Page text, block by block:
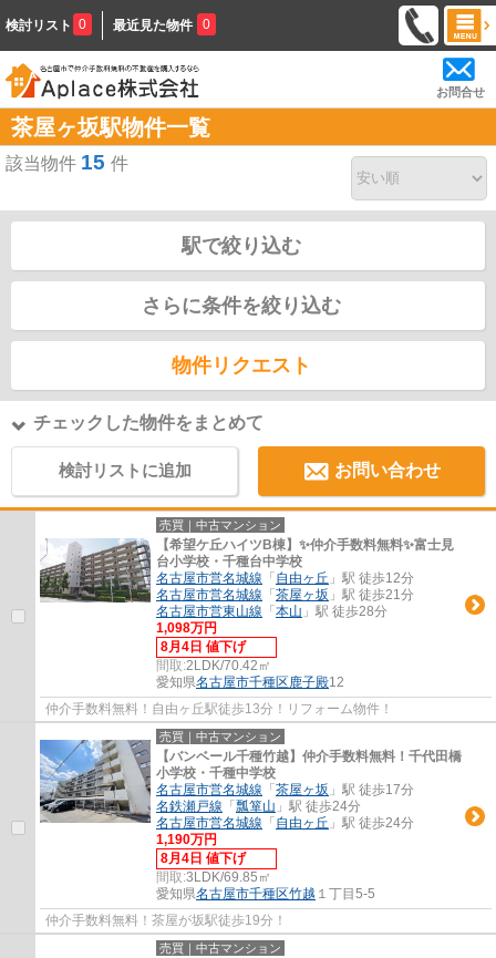
検討リスト 0 最近見た物件 0
お問合せ
茶屋ヶ坂駅物件一覧
該当物件 15 件
駅で絞り込む
さらに条件を絞り込む
物件リクエスト
チェックした物件をまとめて
検討リストに追加 お問い合わせ
売買｜中古マンション
【希望ケ丘ハイツB棟】✨️仲介手数料無料✨️富士見
台小学校・千種台中学校
名古屋市営名城線 「 自由ヶ丘 」駅 徒歩12分
名古屋市営名城線 「 茶屋ヶ坂 」駅 徒歩21分
名古屋市営東山線 「 本山 」駅 徒歩28分
1,098万円
8月4日 値下げ
間取:2LDK/70.42㎡
愛知県名古屋市千種区鹿子殿12
仲介手数料無料！自由ヶ丘駅徒歩13分！リフォーム物件！
売買｜中古マンション
【バンベール千種竹越】仲介手数料無料！千代田橋
小学校・千種中学校
名古屋市営名城線 「 茶屋ヶ坂 」駅 徒歩17分
名鉄瀬戸線 「 瓢箪山 」駅 徒歩24分
名古屋市営名城線 「 自由ヶ丘 」駅 徒歩24分
1,190万円
8月4日 値下げ
間取:3LDK/69.85㎡
愛知県名古屋市千種区竹越 １丁目5-5
仲介手数料無料！茶屋が坂駅徒歩19分！
売買｜中古マンション